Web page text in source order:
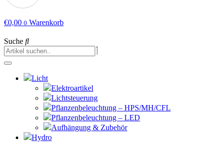
€0,00 0 Warenkorb
Suche
Licht
Elektroartikel
Lichtsteuerung
Pflanzenbeleuchtung – HPS/MH/CFL
Pflanzenbeleuchtung – LED
Aufhängung & Zubehör
Hydro